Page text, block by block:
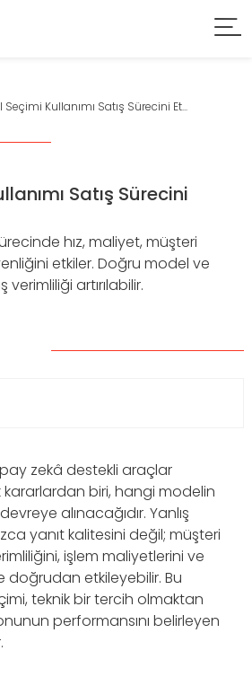
Seçimi Kullanımı Satış Sürecini Et...
Satış Sürecini
hız, maliyet, müşteri
etkiler. Doğru model ve
artırılabilir.
zekâ destekli araçlar
kararlardan biri, hangi modelin
alınacağıdır. Yanlış
yanıt kalitesini değil; müşteri
işlem maliyetlerini ve
doğrudan etkileyebilir. Bu
teknik bir tercih olmaktan
performansını belirleyen